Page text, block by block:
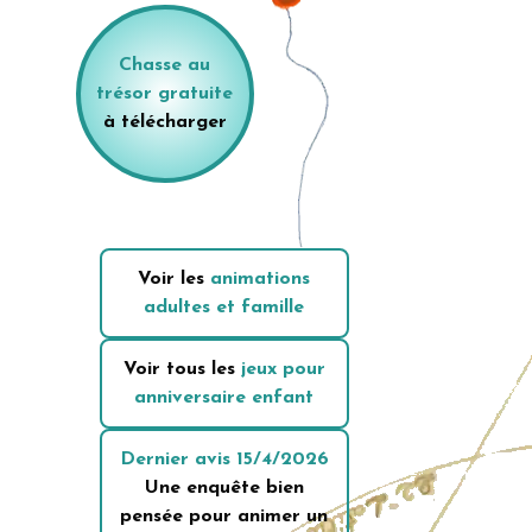
Chasse au
trésor gratuite
à télécharger
Voir les animations
adultes et famille
Voir tous les jeux pour
anniversaire enfant
Dernier avis 15/4/2026
Une enquête bien
pensée pour animer un